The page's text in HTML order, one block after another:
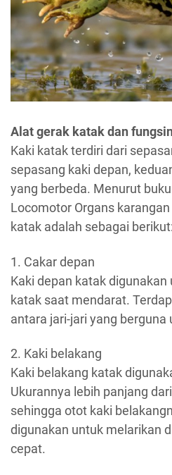
Alat gerak katak dan
Kaki katak terdiri dari
sepasang kaki depan,
yang berbeda. Menurut
Locomotor Organs
katak adalah sebagai berikut:
1. Cakar depan
Kaki depan katak
katak saat mendarat.
antara jari-jari yang berguna
2. Kaki belakang
Kaki belakang katak
Ukurannya lebih panjang
sehingga otot kaki
digunakan untuk melarikan
cepat.